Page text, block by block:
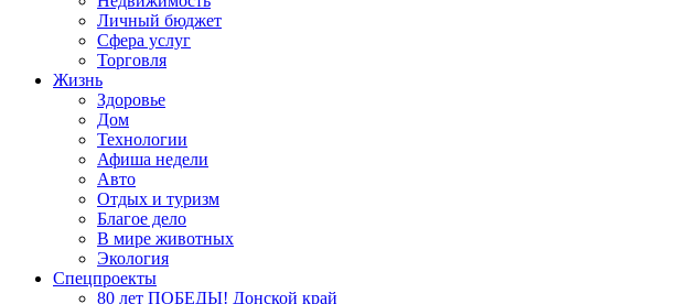
Личный бюджет
Сфера услуг
Торговля
Жизнь
Здоровье
Дом
Технологии
Афиша недели
Авто
Отдых и туризм
Благое дело
В мире животных
Экология
Спецпроекты
80 лет ПОБЕДЫ! Донской край